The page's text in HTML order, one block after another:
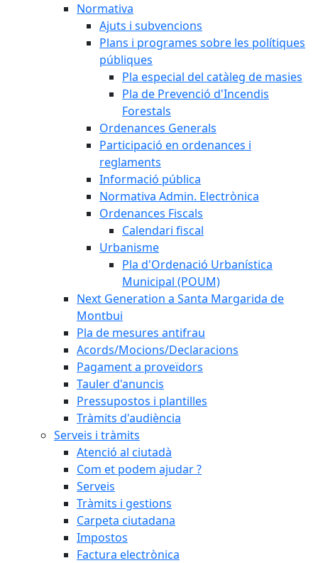
Normativa
Ajuts i subvencions
Plans i programes sobre les polítiques
públiques
Pla especial del catàleg de masies
Pla de Prevenció d'Incendis
Forestals
Ordenances Generals
Participació en ordenances i
reglaments
Informació pública
Normativa Admin. Electrònica
Ordenances Fiscals
Calendari fiscal
Urbanisme
Pla d'Ordenació Urbanística
Municipal (POUM)
Next Generation a Santa Margarida de
Montbui
Pla de mesures antifrau
Acords/Mocions/Declaracions
Pagament a proveïdors
Tauler d'anuncis
Pressupostos i plantilles
Tràmits d'audiència
Serveis i tràmits
Atenció al ciutadà
Com et podem ajudar ?
Serveis
Tràmits i gestions
Carpeta ciutadana
Impostos
Factura electrònica